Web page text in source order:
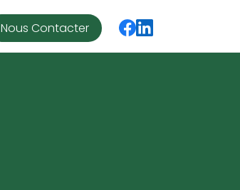
Nous Contacter